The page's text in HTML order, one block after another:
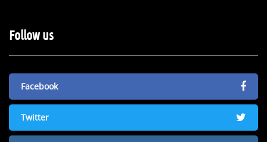
Follow us
Facebook
Twitter